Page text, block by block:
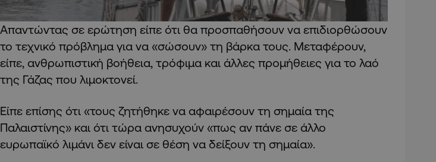
Απαντώντας σε ερώτηση είπε ότι θα προσπαθήσουν να επιδιορθώσουν
το τεχνικό πρόβλημα για να «σώσουν» τη βάρκα τους. Μεταφέρουν,
είπε, ανθρωπιστική βοήθεια, τρόφιμα και άλλες προμήθειες για το λαό
της Γάζας που λιμοκτονεί.
Είπε επίσης ότι «τους ζητήθηκε να αφαιρέσουν τη σημαία της
Παλαιστίνης» και ότι τώρα ανησυχούν «πως αν πάνε σε άλλο
ευρωπαϊκό λιμάνι δεν είναι σε θέση να δείξουν τη σημαία».